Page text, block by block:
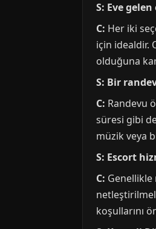
S: Eve
C: Her iki
için idealdir.
olduğuna
S: Bir
C: Randevu
süresi gibi
müzik veya
S: Escort
C: Genellikle
koşullarını